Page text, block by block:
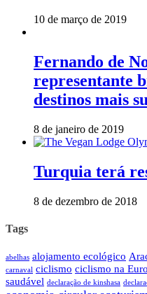
10 de março de 2019
Fernando de
representante
destinos mais
8 de janeiro de 2019
Turquia terá
8 de dezembro de 2018
Tags
abelhas alojamento ecológico
carnaval ciclismo ciclismo na
saudável declaração de kinshasa